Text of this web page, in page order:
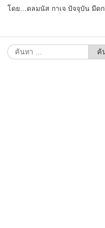
โดย…ดลมนัส กาเจ ปัจจุบัน มีด
ค้นหา
สำหรับ: